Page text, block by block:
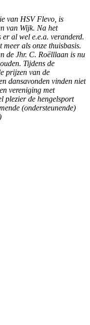
van HSV Flevo, is
van Wijk. Na het
al wel e.e.a. veranderd.
meer als onze thuisbasis.
de Jhr. C. Roëlllaan is nu
Tijdens de
prijzen van de
dansavonden vinden niet
vereniging met
plezier de hengelsport
(ondersteunende)